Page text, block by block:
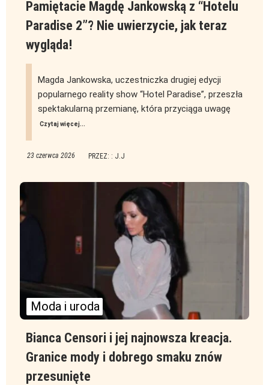
Pamiętacie Magdę Jankowską z “Hotelu
Paradise 2”? Nie uwierzycie, jak teraz
wygląda!
Magda Jankowska, uczestniczka drugiej edycji
popularnego reality show “Hotel Paradise”, przeszła
spektakularną przemianę, która przyciąga uwagę
Czytaj więcej...
23 czerwca 2026 PRZEZ: : J.J
Moda i uroda
Bianca Censori i jej najnowsza kreacja.
Granice mody i dobrego smaku znów
przesunięte